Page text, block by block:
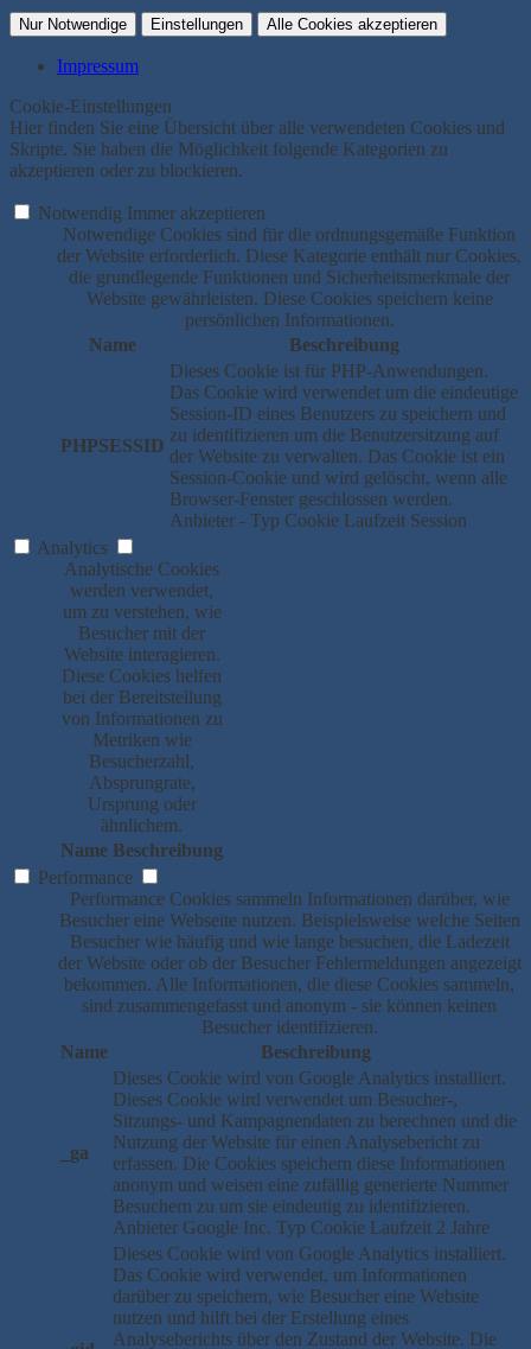
Nur Notwendige Einstellungen Alle Cookies akzeptieren
Impressum
Cookie-Einstellungen
Hier finden Sie eine Übersicht über alle verwendeten Cookies und
Skripte. Sie haben die Möglichkeit folgende Kategorien zu
akzeptieren oder zu blockieren.
Notwendig Immer akzeptieren
Notwendige Cookies sind für die ordnungsgemäße Funktion
der Website erforderlich. Diese Kategorie enthält nur Cookies,
die grundlegende Funktionen und Sicherheitsmerkmale der
Website gewährleisten. Diese Cookies speichern keine
persönlichen Informationen.
Name
Beschreibung
PHPSESSID
Dieses Cookie ist für PHP-Anwendungen.
Das Cookie wird verwendet um die eindeutige
Session-ID eines Benutzers zu speichern und
zu identifizieren um die Benutzersitzung auf
der Website zu verwalten. Das Cookie ist ein
Session-Cookie und wird gelöscht, wenn alle
Browser-Fenster geschlossen werden.
Anbieter - Typ Cookie Laufzeit Session
Analytics
Analytische Cookies
werden verwendet,
um zu verstehen, wie
Besucher mit der
Website interagieren.
Diese Cookies helfen
bei der Bereitstellung
von Informationen zu
Metriken wie
Besucherzahl,
Absprungrate,
Ursprung oder
ähnlichem.
Name Beschreibung
Performance
Performance Cookies sammeln Informationen darüber, wie
Besucher eine Webseite nutzen. Beispielsweise welche Seiten
Besucher wie häufig und wie lange besuchen, die Ladezeit
der Website oder ob der Besucher Fehlermeldungen angezeigt
bekommen. Alle Informationen, die diese Cookies sammeln,
sind zusammengefasst und anonym - sie können keinen
Besucher identifizieren.
Name
Beschreibung
_ga
Dieses Cookie wird von Google Analytics installiert.
Dieses Cookie wird verwendet um Besucher-,
Sitzungs- und Kampagnendaten zu berechnen und die
Nutzung der Website für einen Analysebericht zu
erfassen. Die Cookies speichern diese Informationen
anonym und weisen eine zufällig generierte Nummer
Besuchern zu um sie eindeutig zu identifizieren.
Anbieter Google Inc. Typ Cookie Laufzeit 2 Jahre
Dieses Cookie wird von Google Analytics installiert.
Das Cookie wird verwendet, um Informationen
darüber zu speichern, wie Besucher eine Website
nutzen und hilft bei der Erstellung eines
Analyseberichts über den Zustand der Website. Die